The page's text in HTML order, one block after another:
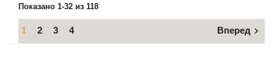
Показано 1-32 из 118
1 2 3 4 Вперед 